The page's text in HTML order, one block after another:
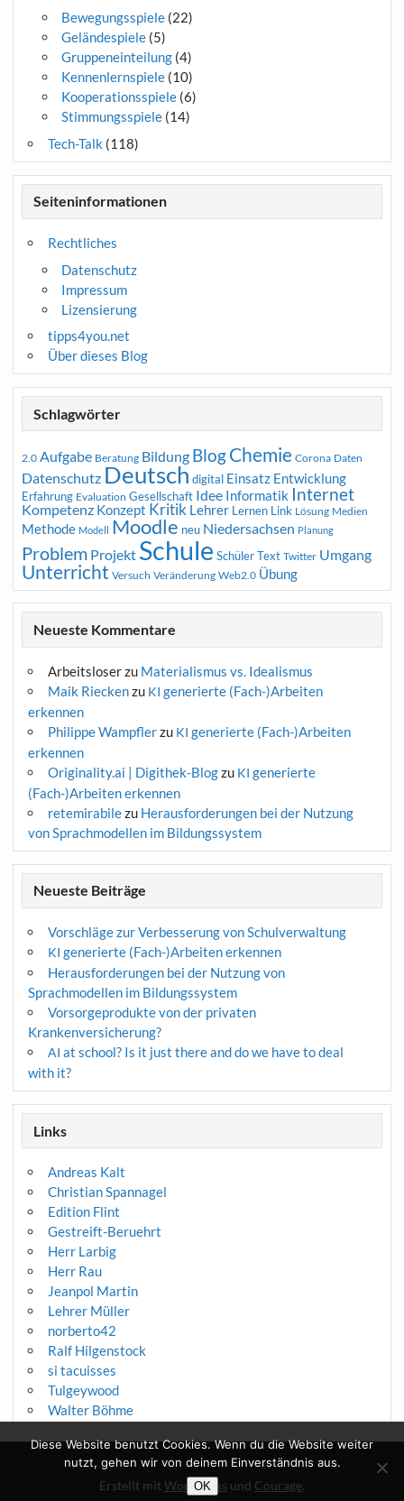
Bewegungsspiele(22)
Geländespiele(5)
Gruppeneinteilung(4)
Kennenlernspiele(10)
Kooperationsspiele(6)
Stimmungsspiele(14)
Tech-Talk (118)
Seiteninformationen
Rechtliches
Datenschutz
Impressum
Lizensierung
tipps4you.net
Über dieses Blog
Schlagwörter
2.0 Aufgabe Beratung Bildung BlogChemie Corona Daten
Datenschutz Deutsch digital Einsatz Entwicklung
Erfahrung Evaluation Gesellschaft Idee Informatik Internet
Kompetenz Konzept Kritik Lehrer Lernen Link Lösung Medien
Methode Modell Moodle neu Niedersachsen Planung
Problem Projekt Schule Schüler Text Twitter Umgang
Unterricht Versuch Veränderung Web2.0 Übung
Neueste Kommentare
Arbeitsloserzu Materialismus vs. Idealismus
Maik Rieckenzu KI generierte (Fach-)Arbeiten
erkennen
Philippe Wampflerzu KI generierte (Fach-)Arbeiten
erkennen
Originality.ai | Digithek-Blogzu KI generierte
(Fach-)Arbeiten erkennen
retemirabilezu Herausforderungen bei der Nutzung
von Sprachmodellen im Bildungssystem
Neueste Beiträge
Vorschläge zur Verbesserung von Schulverwaltung
KI generierte (Fach-)Arbeiten erkennen
Herausforderungen bei der Nutzung von
Sprachmodellen im Bildungssystem
Vorsorgeprodukte von der privaten
Krankenversicherung?
AI at school? Is it just there and do we have to deal
with it?
Links
Andreas Kalt
Christian Spannagel
Edition Flint
Gestreift-Beruehrt
Herr Larbig
Herr Rau
Jeanpol Martin
Lehrer Müller
norberto42
Ralf Hilgenstock
si tacuisses
Tulgeywood
Walter Böhme
Erstellt mitWordPress und Courage.
Diese Website benutzt Cookies. Wenn du die Website weiter
nutzt, gehen wir von deinem Einverständnis aus.
OK